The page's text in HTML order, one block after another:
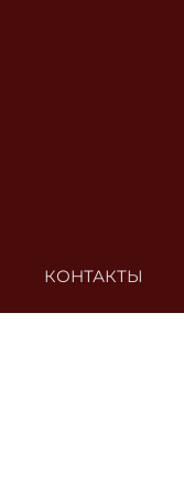
КОНТАКТЫ